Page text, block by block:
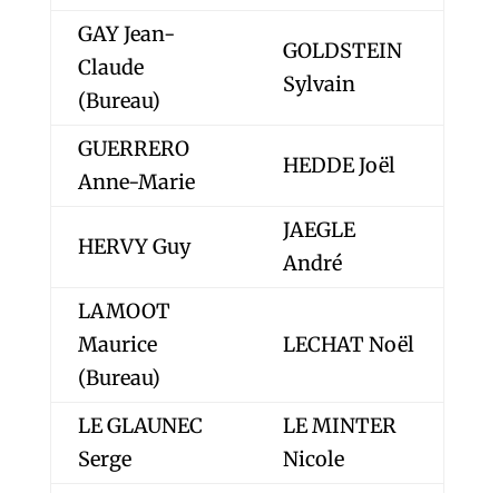
GAY Jean-
Claude
(Bureau)
GOLDSTEIN
Sylvain
GUERRERO
Anne-Marie
HEDDE Joël
HERVY Guy
JAEGLE
André
LAMOOT
Maurice
(Bureau)
LECHAT Noël
LE GLAUNEC
Serge
LE MINTER
Nicole